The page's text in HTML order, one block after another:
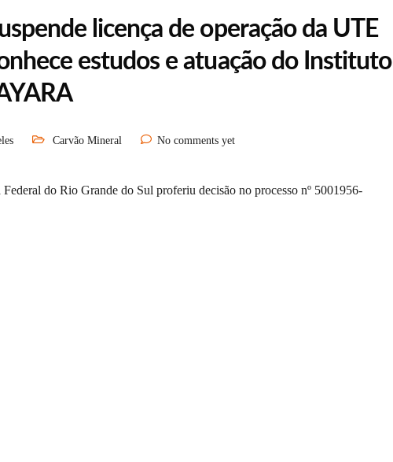
licença de operação da UTE
estudos e atuação do Instituto
Carvão Mineral No comments yet
Federal do Rio Grande do Sul proferiu decisão no processo nº 5001956-